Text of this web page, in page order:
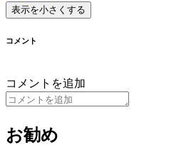
表示を小さくする
コメント
コメントを追加
お勧め